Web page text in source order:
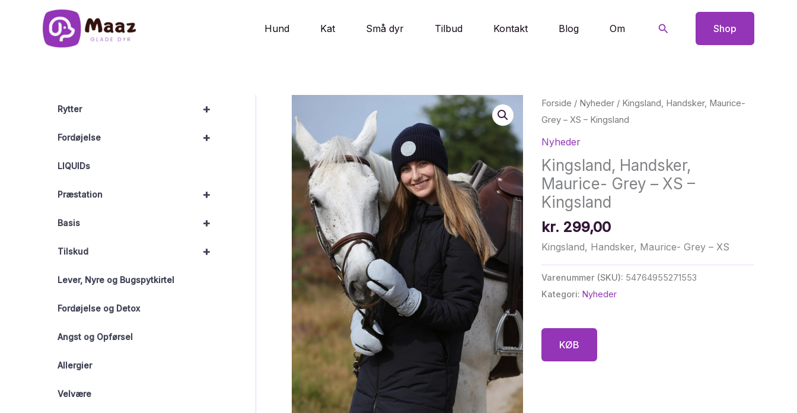
Hund Kat Små dyr Tilbud Kontakt Blog Om Søg Shop
+
Rytter
+
Fordøjelse
LIQUIDs
+
Præstation
+
Basis
+
Tilskud
Lever, Nyre og Bugspytkirtel
Fordøjelse og Detox
Angst og Opførsel
Allergier
Velvære
Forside / Nyheder/ Kingsland, Handsker, Maurice-
Grey – XS – Kingsland
Nyheder
Kingsland, Handsker,
Maurice- Grey – XS –
Kingsland
kr. 299,00
Kingsland, Handsker, Maurice- Grey – XS
Varenummer (SKU): 54764955271553
Kategori: Nyheder
KØB